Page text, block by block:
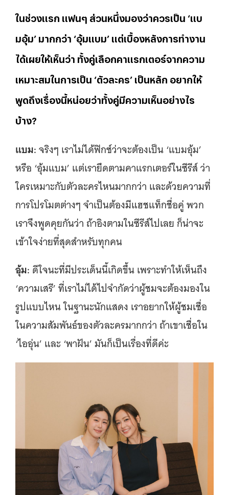
ในช่วงแรก แฟนๆ ส่วนหนึ่งมองว่าควรเป็น ‘แบ
มอุ้ม’ มากกว่า ‘อุ้มแบม’ แต่เบื้องหลังการทำงาน
ได้เผยให้เห็นว่า ทั้งคู่เลือกคาแรกเตอร์จากความ
เหมาะสมในการเป็น ‘ตัวละคร’ เป็นหลัก อยากให้
พูดถึงเรื่องนี้หน่อยว่าทั้งคู่มีความเห็นอย่างไร
บ้าง?
แบม:จริงๆ เราไม่ได้ฟิกซ์ว่าจะต้องเป็น ‘แบมอุ้ม’
หรือ ‘อุ้มแบม’ แต่เรายึดตามคาแรกเตอร์ในซีรีส์ ว่า
ใครเหมาะกับตัวละครไหนมากกว่า และด้วยความที่
การโปรโมตต่างๆ จำเป็นต้องมีแฮชแท็กชื่อคู่ พวก
เราจึงพูดคุยกันว่า ถ้าอิงตามในซีรีส์ไปเลย ก็น่าจะ
เข้าใจง่ายที่สุดสำหรับทุกคน
อุ้ม: ดีใจนะที่มีประเด็นนี้เกิดขึ้น เพราะทำให้เห็นถึง
‘ความเสรี’ ที่เราไม่ได้ไปจำกัดว่าผู้ชมจะต้องมองใน
รูปแบบไหน ในฐานะนักแสดง เราอยากให้ผู้ชมเชื่อ
ในความสัมพันธ์ของตัวละครมากกว่า ถ้าเขาเชื่อใน
‘ไออุ่น’ และ ‘พาฝัน’ มันก็เป็นเรื่องที่ดีค่ะ